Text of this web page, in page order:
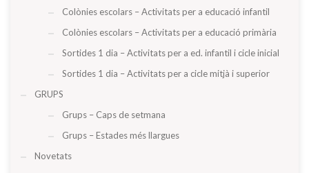
Colònies escolars – Activitats per a educació infantil
Colònies escolars – Activitats per a educació primària
Sortides 1 dia – Activitats per a ed. infantil i cicle inicial
Sortides 1 dia – Activitats per a cicle mitjà i superior
GRUPS
Grups – Caps de setmana
Grups – Estades més llargues
Novetats